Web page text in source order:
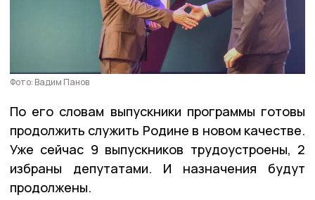
Фото: Вадим Панов
По его словам выпускники программы готовы
продолжить служить Родине в новом качестве.
Уже сейчас 9 выпускников трудоустроены, 2
избраны депутатами. И назначения будут
продолжены.